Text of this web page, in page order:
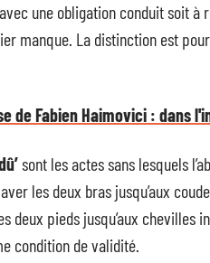
une obligation conduit soit
manque. La distinction est
de Fabien Haimovici : dans
sont les actes sans lesquels
les deux bras jusqu’aux
deux pieds jusqu’aux chevilles
condition de validité.